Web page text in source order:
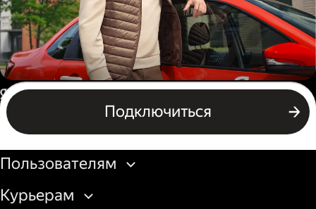
Автокурьер
Подключиться
Подключиться
Россия
Бизнесу
Пользователям
Курьерам